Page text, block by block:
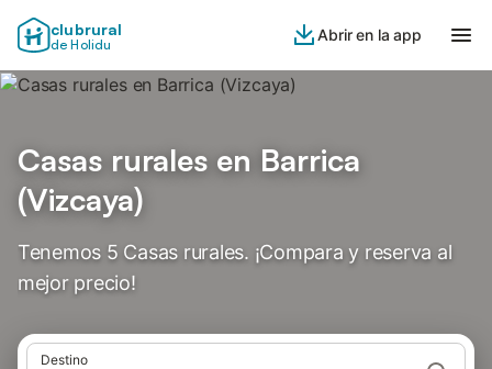
clubrural
de Holidu
Abrir en la app
Casas rurales en Barrica
(Vizcaya)
Tenemos 5 Casas rurales. ¡Compara y reserva al
mejor precio!
Destino